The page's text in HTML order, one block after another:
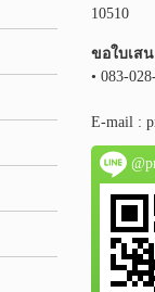
10510
ขอใบเส
• 083-
E-mail :